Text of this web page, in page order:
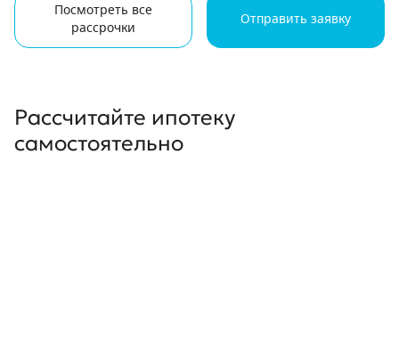
Посмотреть все
рассрочки
Отправить заявку
Рассчитайте ипотеку
самостоятельно